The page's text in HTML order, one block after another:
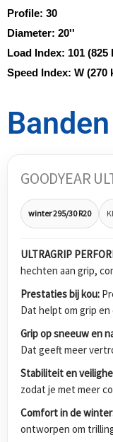
Profile: 30
Diameter: 20''
Load Index: 101 (825
Speed Index: W (270
GOODYEAR
winter 295/30 R20
ULTRAGRIP
hechten aan grip,
Prestaties bij kou:
Dat helpt om grip
Grip op sneeuw en
Dat geeft meer
Stabiliteit en
zodat je met meer
Comfort in de
ontworpen om